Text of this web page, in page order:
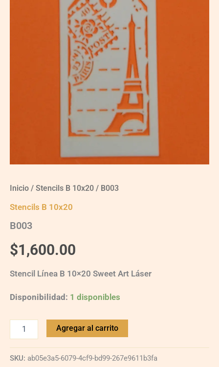
Inicio / Stencils B 10x20 / B003
Stencils B 10x20
B003
$1,600.00
Stencil Línea B 10×20 Sweet Art Láser
Disponibilidad: 1 disponibles
Agregar al carrito
SKU: ab05e3a5-6079-4cf9-bd99-267e9611b3fa